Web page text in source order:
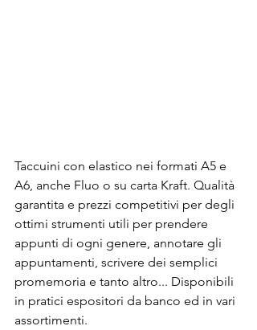
Taccuini con elastico nei formati A5 e
A6, anche Fluo o su carta Kraft. Qualità
garantita e prezzi competitivi per degli
ottimi strumenti utili per prendere
appunti di ogni genere, annotare gli
appuntamenti, scrivere dei semplici
promemoria e tanto altro... Disponibili
in pratici espositori da banco ed in vari
assortimenti.